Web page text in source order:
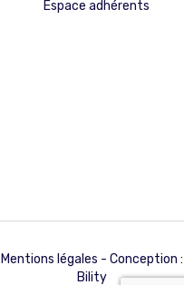
Espace adhérents
Mentions légales - Conception :
Bility